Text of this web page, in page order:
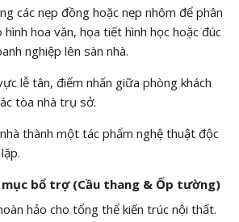
các nẹp đồng hoặc nẹp nhôm để phân
hoa văn, họa tiết hình học hoặc đúc
nghiệp lên sàn nhà.
lễ tân, điểm nhấn giữa phòng khách
tòa nhà trụ sở.
thành một tác phẩm nghệ thuật độc
mục bổ trợ (Cầu thang & Ốp tường)
hảo cho tổng thể kiến trúc nội thất.